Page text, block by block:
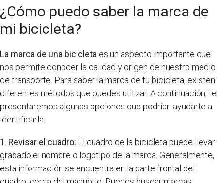
¿Cómo puedo saber la marca de
mi bicicleta?
La marca de una bicicleta es un aspecto importante que
nos permite conocer la calidad y origen de nuestro medio
de transporte. Para saber la marca de tu bicicleta, existen
diferentes métodos que puedes utilizar. A continuación, te
presentaremos algunas opciones que podrían ayudarte a
identificarla.
1. Revisar el cuadro: El cuadro de la bicicleta puede llevar
grabado el nombre o logotipo de la marca. Generalmente,
esta información se encuentra en la parte frontal del